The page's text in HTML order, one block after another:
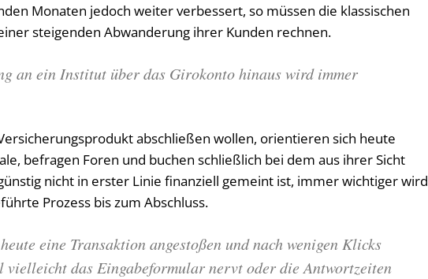
Monaten jedoch weiter verbessert, so müssen die klassischen
steigenden Abwanderung ihrer Kunden rechnen.
an ein Institut über das Girokonto hinaus wird immer
abschließen wollen, orientieren sich heute
befragen Foren und buchen schließlich bei dem aus ihrer Sicht
nicht in erster Linie finanziell gemeint ist, immer wichtiger wird
Prozess bis zum Abschluss.
eine Transaktion angestoßen und nach wenigen Klicks
vielleicht das Eingabeformular nervt oder die Antwortzeiten